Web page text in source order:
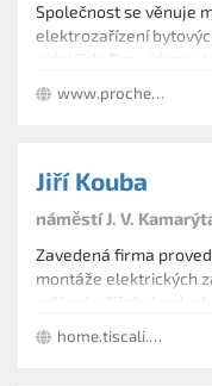
Společnost se věnuje
elektrozařízení
a dalších. Provádíme
Zajistíme Vám také
soustav a uzemnění
www.prochelektro.cz/
Jiří Kouba
náměstí J. V.
Zavedená firma
montáže elektrických
home.tiscali.cz/kouba